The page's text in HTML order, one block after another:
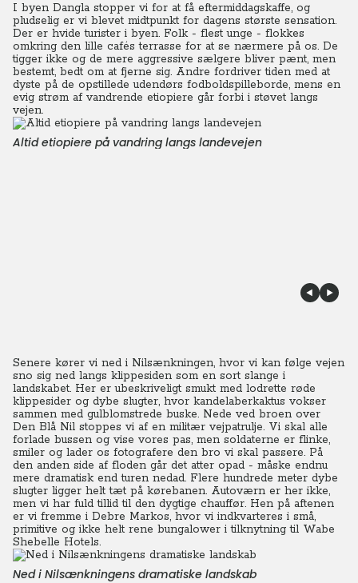
I byen Dangla stopper vi for at få eftermiddagskaffe, og
pludselig er vi blevet midtpunkt for dagens største sensation.
Der er hvide turister i byen. Folk - flest unge - flokkes
omkring den lille cafés terrasse for at se nærmere på os. De
tigger ikke og de mere aggressive sælgere bliver pænt, men
bestemt, bedt om at fjerne sig. Andre fordriver tiden med at
dyste på de opstillede udendørs fodboldspilleborde, mens en
evig strøm af vandrende etiopiere går forbi i støvet langs
vejen.
Altid etiopiere på vandring langs landevejen
Senere kører vi ned i Nilsænkningen, hvor vi kan følge vejen
sno sig ned langs klippesiden som en sort slange i
landskabet. Her er ubeskriveligt smukt med lodrette røde
klippesider og dybe slugter, hvor kandelaberkaktus vokser
sammen med gulblomstrede buske. Nede ved broen over
Den Blå Nil stoppes vi af en militær vejpatrulje. Vi skal alle
forlade bussen og vise vores pas, men soldaterne er flinke,
smiler og lader os fotografere den bro vi skal passere. På
den anden side af floden går det atter opad - måske endnu
mere dramatisk end turen nedad. Flere hundrede meter dybe
slugter ligger helt tæt på kørebanen. Autoværn er her ikke,
men vi har fuld tillid til den dygtige chauffør. Hen på aftenen
er vi fremme i Debre Markos, hvor vi indkvarteres i små,
primitive og ikke helt rene bungalower i tilknytning til Wabe
Shebelle Hotels.
Ned i Nilsænkningens dramatiske landskab